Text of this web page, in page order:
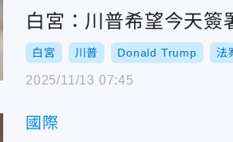
白宮：川普希望今天
白宮 川普 Donald Trump 法
2025/11/13 07:45
國際